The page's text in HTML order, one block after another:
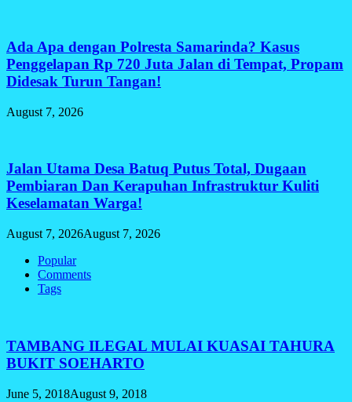
Ada Apa dengan Polresta Samarinda? Kasus
Penggelapan Rp 720 Juta Jalan di Tempat, Propam
Didesak Turun Tangan!
August 7, 2026
Jalan Utama Desa Batuq Putus Total, Dugaan
Pembiaran Dan Kerapuhan Infrastruktur Kuliti
Keselamatan Warga!
August 7, 2026August 7, 2026
Popular
Comments
Tags
TAMBANG ILEGAL MULAI KUASAI TAHURA
BUKIT SOEHARTO
June 5, 2018August 9, 2018